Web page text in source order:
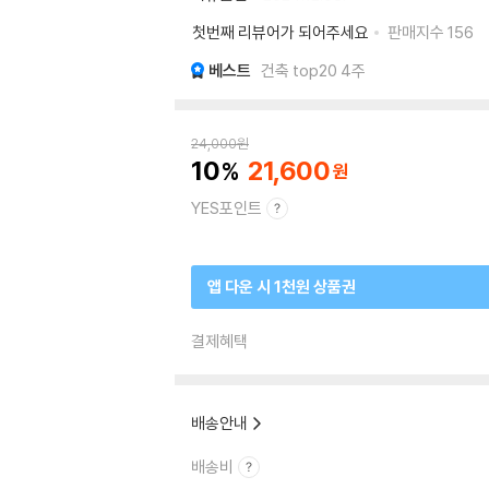
첫번째 리뷰어가 되어주세요
판매지수 156
베스트 건축 top20 4주
24,000원
10 21,600
YES포인트
앱 다운 시 1천원 상품권
결제혜택
배송안내
배송비